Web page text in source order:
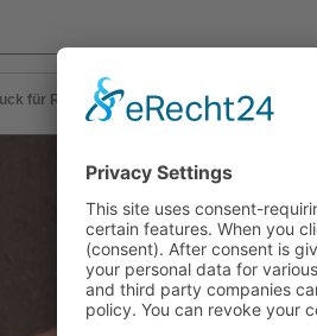
für Rocío Carranza